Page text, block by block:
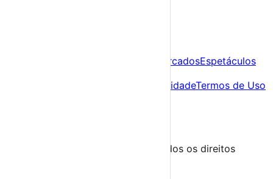
Feiras e MercadosEspetáculos
Política de PrivacidadeTermos de Uso
© 2023-2026 aondevamos.pt — Todos os direitos